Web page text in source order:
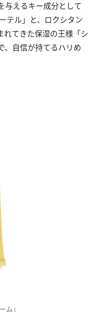
与えるキー成分として
テル」と、ロクシタン
れてきた保湿の王様「シ
、自信が持てるハリめ
ム」